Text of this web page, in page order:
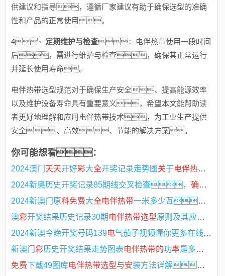
供建议和指导，遵循厂家建议有助于确保选型的准确
性和产品的正常使用。
4、 定期维护与检查：电伴热带使用一段时间
后，需进行维护与检查，确保其正常运行
并延长使用寿命。
电伴热带选型规范对于确保生产安全、提高能源效率
以及维护设备寿命具有重要意义，希望本文能帮助读
者更好地理解和应用电伴热带技术，为工业生产提供
安全、高效、节能的解决方案。
你可能想看：
2024澳门 天天开好彩大全开奖记录走势图 关于电伴热带
2024新奥历史开奖记录85期线交叉检查，确保安全
2024新澳门原料免费大全电伴热带一米多少瓦，解析
澳彩开奖结果历史记录30期 电伴热带选型原则及其应用，澳
2024新澳今晚开奖号码139电气茄子视频懂你更多在线下载标准
新澳门彩历史开奖结果走势图表电伴热带的功率是多少——
免费下载49图库电伴热带选型与安装方法详解，